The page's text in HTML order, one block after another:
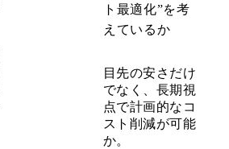
ト最適化”を考
えているか
目先の安さだけ
でなく、長期視
点で計画的なコ
スト削減が可能
か。